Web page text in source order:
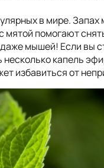
в мире. Запах
помогают
мышей! Если вы
капель
избавиться от